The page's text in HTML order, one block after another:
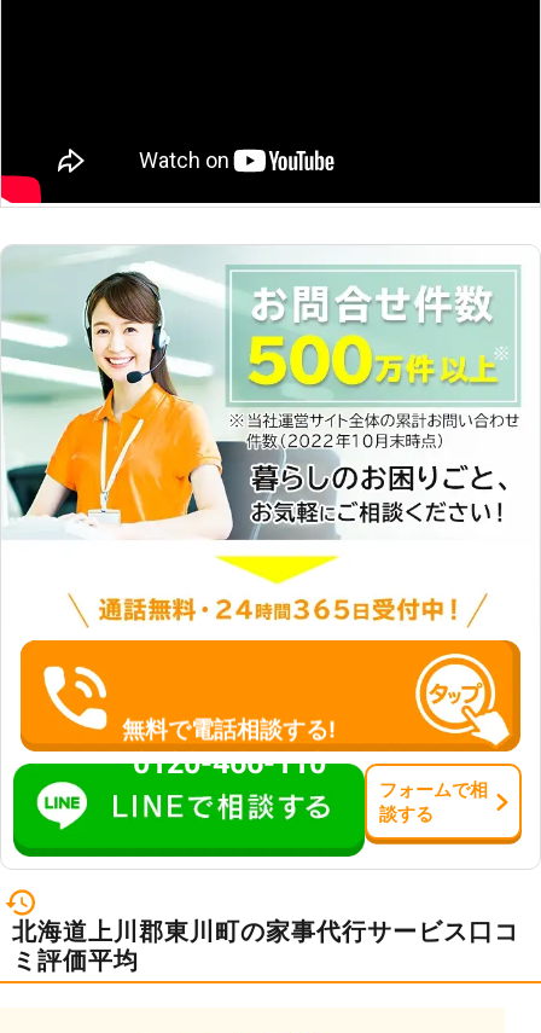
無料で電話相談する!
0120-466-110
フォームで相
談する
北海道上川郡東川町の家事代行サービス口コ
ミ評価平均